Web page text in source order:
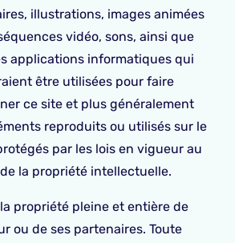
illustrations, images animées
vidéo, sons, ainsi que
applications informatiques qui
être utilisées pour faire
ce site et plus généralement
reproduits ou utilisés sur le
par les lois en vigueur au
la propriété intellectuelle.
propriété pleine et entière de
ou de ses partenaires. Toute